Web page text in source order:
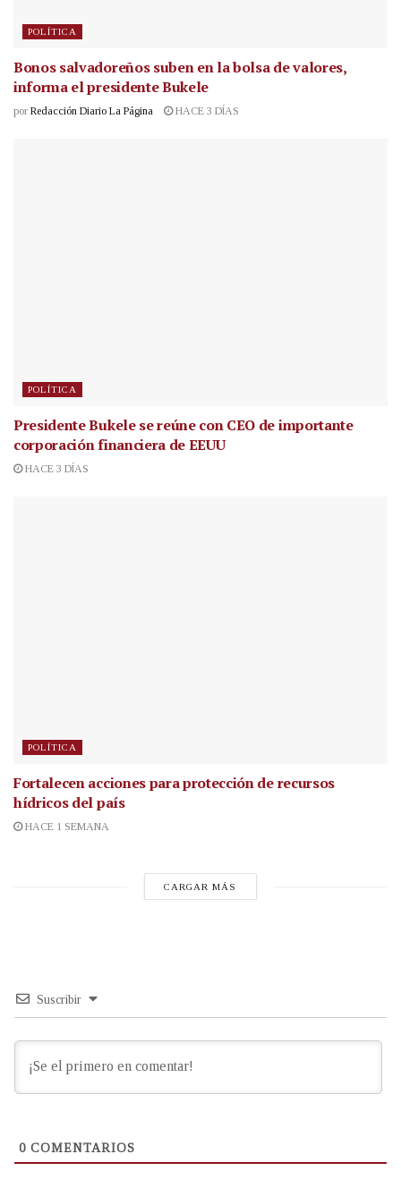
POLÍTICA
Bonos salvadoreños suben en la bolsa de valores,
informa el presidente Bukele
por Redacción Diario La Página HACE 3 DÍAS
POLÍTICA
Presidente Bukele se reúne con CEO de importante
corporación financiera de EEUU
HACE 3 DÍAS
POLÍTICA
Fortalecen acciones para protección de recursos
hídricos del país
HACE 1 SEMANA
CARGAR MÁS
Suscribir
0 COMENTARIOS